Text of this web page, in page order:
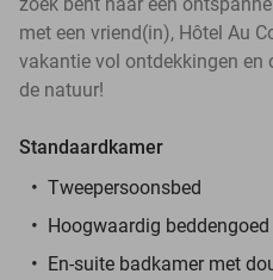
met een vriend(in), Hôtel Au
vakantie vol ontdekkingen
de natuur!
Standaardkamer
Tweepersoonsbed
Hoogwaardig beddengoed
En-suite badkamer met